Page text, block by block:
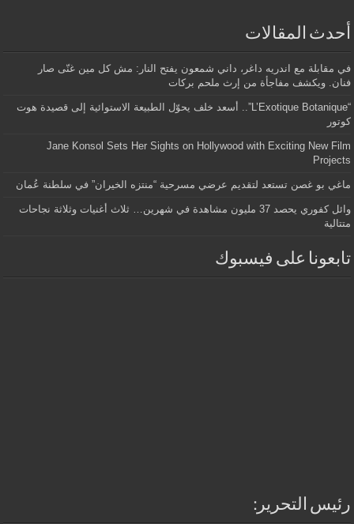
أحدث المقالات
في مقابلة مع اندريه داغر، داني شمعون يفتح النار: مش كل مين غنّى صار
فنان. ويكشف مفاجأة من إرث ملحم بركات
“L’Exotique Botanique”.. أسعد خلف يحوّل الطبيعة الاستوائية إلى قصيدة هوت
كوتور
Jane Konsol Sets Her Sights on Hollywood with Exciting New Film
Projects
ماغي بو غصن تستعد لتقديم عرضي مسرحية “منتزه الخيران” في سلطنة عُمان
وائل كفوري يحصد 37 مليون مشاهدة في شهرين… ثلاث أغنيات وثلاثة نجاحات
متتالية
تابعونا على فيسبوك
رئيس التحرير: